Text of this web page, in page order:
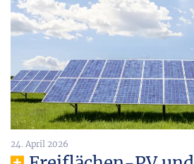
24. April 2026